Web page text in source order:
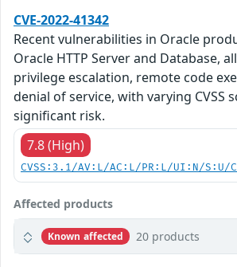
CVE-2022-41342
Recent vulnerabilities in Oracle
Oracle HTTP Server and Database,
privilege escalation, remote code
denial of service, with varying CVSS
significant risk.
7.8 (High)
CVSS:3.1/AV:L/AC:L/PR:L/UI:N/S:U/
Affected products
Known affected 20 products